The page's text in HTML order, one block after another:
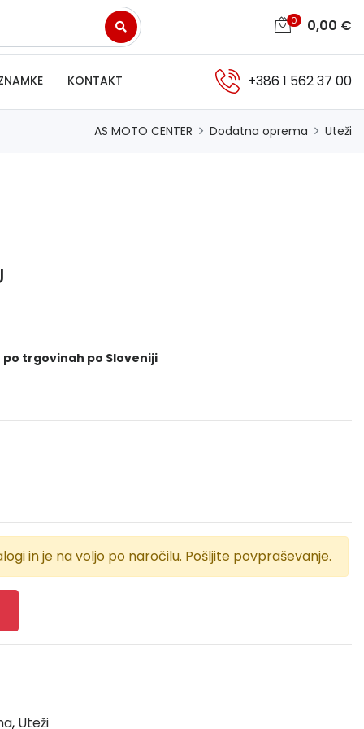
0 0,00 €
KONTAKT +386 1 562 37 00
AS MOTO CENTER Dodatna oprema Uteži
trgovinah po Sloveniji
in je na voljo po naročilu. Pošljite povpraševanje.
, Uteži